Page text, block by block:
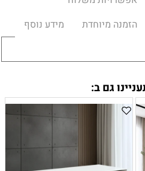
הזמנה מיוחדת
מידע נוסף
גם ב: